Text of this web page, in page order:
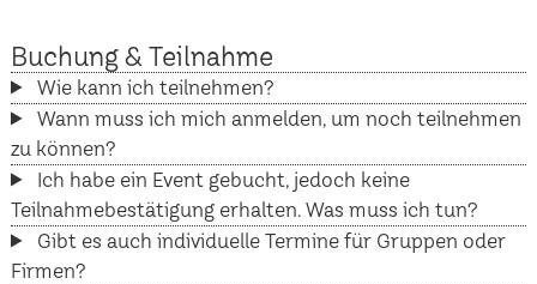
Buchung & Teilnahme
Wie kann ich teilnehmen?
Wann muss ich mich anmelden, um noch teilnehmen
zu können?
Ich habe ein Event gebucht, jedoch keine
Teilnahmebestätigung erhalten. Was muss ich tun?
Gibt es auch individuelle Termine für Gruppen oder
Firmen?